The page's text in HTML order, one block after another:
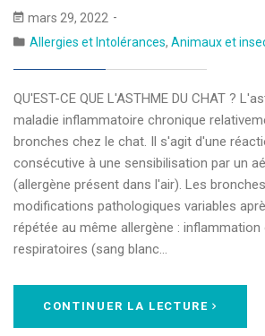
mars 29, 2022
Allergies et Intolérances, Animaux et
QU'EST-CE QUE L'ASTHME DU CHAT ?
maladie inflammatoire chronique
bronches chez le chat. Il s'agit d'une
consécutive à une sensibilisation par un
(allergène présent dans l'air). Les
modifications pathologiques variables
répétée au même allergène : inflammation
respiratoires (sang blanc…
CONTINUER LA LECTURE